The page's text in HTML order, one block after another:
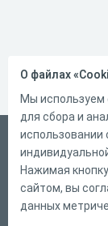
Русский
Справка
Форма
О файлах
Мы используем
для сбора и
использовании
Нажимая
сайтом, вы
данных